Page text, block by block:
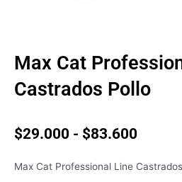
Max Cat
Castrados Pollo
$29.000 - $83.600
Max Cat Professional Line